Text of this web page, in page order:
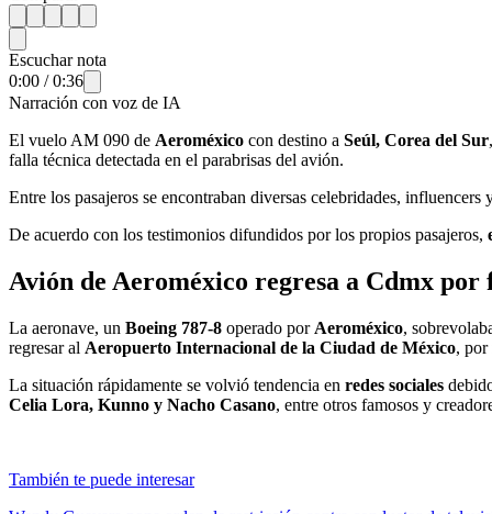
Escuchar nota
0:00 /0:36
Narración con voz de IA
El vuelo AM 090 de Aeroméxico con destino a Seúl, Corea del Sur
falla técnica detectada en el parabrisas del avión.
Entre los pasajeros se encontraban diversas celebridades,
De acuerdo con los testimonios difundidos por los propios pasajeros,
Avión de Aeroméxico regresa a Cdmx por
La aeronave, un Boeing 787-8 operado por Aeroméxico,
regresar al Aeropuerto Internacional de la Ciudad de México, por
La situación rápidamente se volvió tendencia en redes sociales
Celia Lora, Kunno y Nacho Casano, entre otros famosos y
También te puede interesar